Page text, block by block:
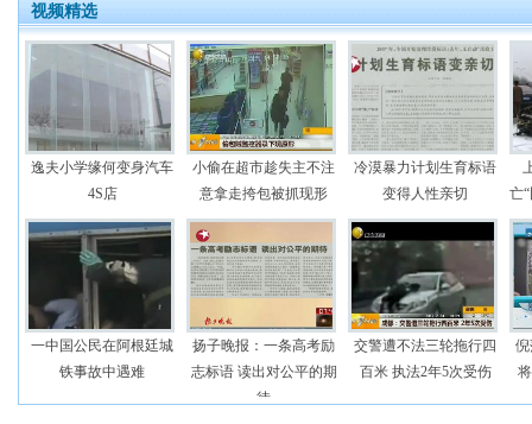
视频精选
逸夫小学缘何变身汽车
4S店
小偷在超市趁失主不注
意拿走挎包被抓现形
冷漠暴力计划生育标语
变得人性亲切
亡
一中国公民在阿根廷城
铁事故中遇难
扬子晚报：一条高考励
志标语 读出对公平的期
待
交警遭不法三轮拖行四
百米 执法2年5次受伤